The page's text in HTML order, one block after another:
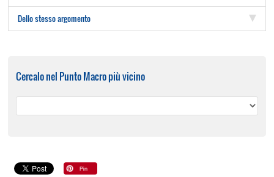
Dello stesso argomento
Cercalo nel Punto Macro più vicino